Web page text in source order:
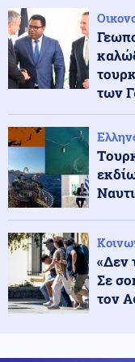
Μεξικό
σχέσεις
Ένοπλες
Ουκρανία:
Εσωτερική
Κόσμος
Πέθανε σε
παραγωγός
Ο Άγγλος
των
«Δεν
Σε
τον